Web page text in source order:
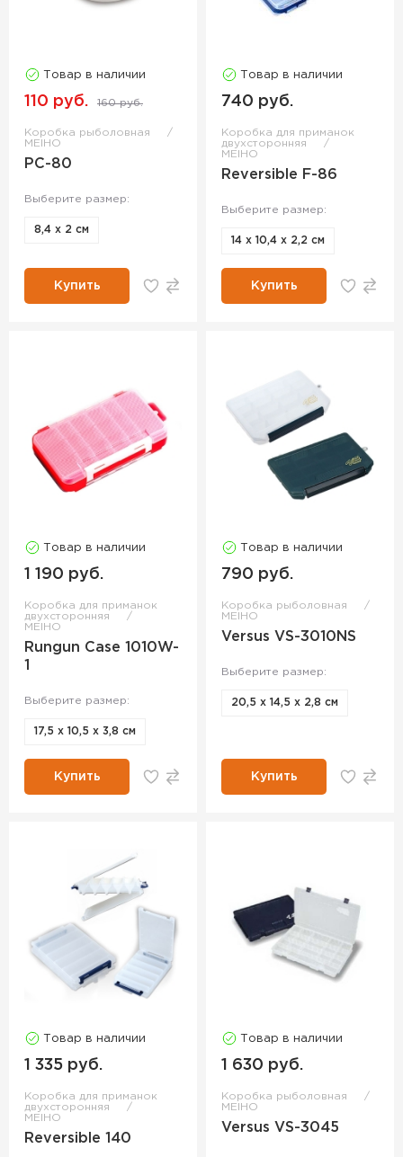
Товар в наличии
110 руб. 160 руб.
Коробка рыболовная
MEIHO
PC-80
Выберите размер:
8,4 х 2 см
Купить
Товар в наличии
740 руб.
Коробка для приманок
двухсторонняя
MEIHO
Reversible F-86
Выберите размер:
14 х 10,4 х 2,2 см
Купить
Товар в наличии
1 190 руб.
Коробка для приманок
двухсторонняя
MEIHO
Rungun Case 1010W-
1
Выберите размер:
17,5 х 10,5 х 3,8 см
Купить
Товар в наличии
790 руб.
Коробка рыболовная
MEIHO
Versus VS-3010NS
Выберите размер:
20,5 х 14,5 х 2,8 см
Купить
Товар в наличии
1 335 руб.
Коробка для приманок
двухсторонняя
MEIHO
Reversible 140
Товар в наличии
1 630 руб.
Коробка рыболовная
MEIHO
Versus VS-3045